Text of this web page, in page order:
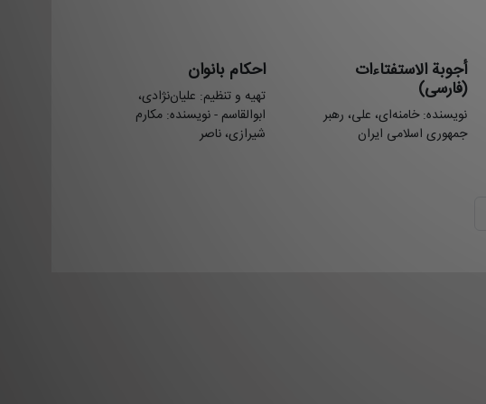
أجوبة الاستفتاءات
(فارسی)
نویسنده: خامنه‌ای، علی، رهبر
جمهوری اسلامی ایران
احکام بانوان
تهيه و تنظيم: علیان‌نژادی،
ابوالقاسم - نویسنده: مکارم
شیرازی، ناصر